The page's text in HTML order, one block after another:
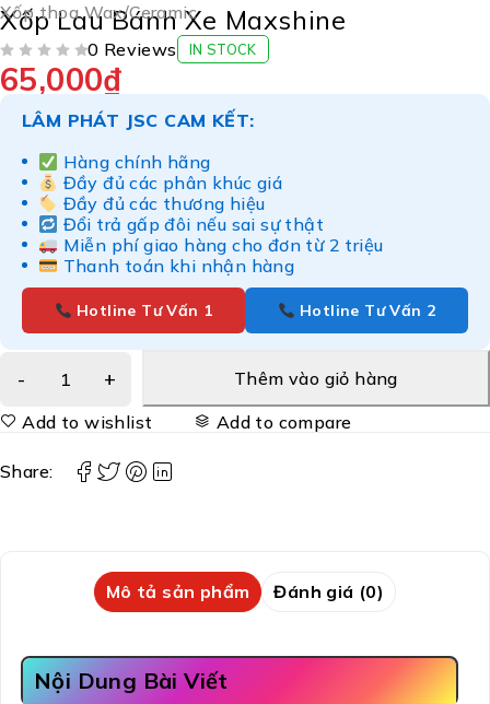
Xốp thoa Wax/Ceramic
Xốp Lau Bánh Xe Maxshine
0 Reviews IN STOCK
65,000₫
LÂM PHÁT JSC CAM KẾT:
Hàng chính hãng
Đầy đủ các phân khúc giá
Đầy đủ các thương hiệu
Đổi trả gấp đôi nếu sai sự thật
Miễn phí giao hàng cho đơn từ 2 triệu
Thanh toán khi nhận hàng
Hotline Tư Vấn 1 Hotline Tư Vấn 2
Thêm vào giỏ hàng
Add to wishlist
Add to compare
Share:
Mô tả sản phẩm Đánh giá (0)
Nội Dung Bài Viết